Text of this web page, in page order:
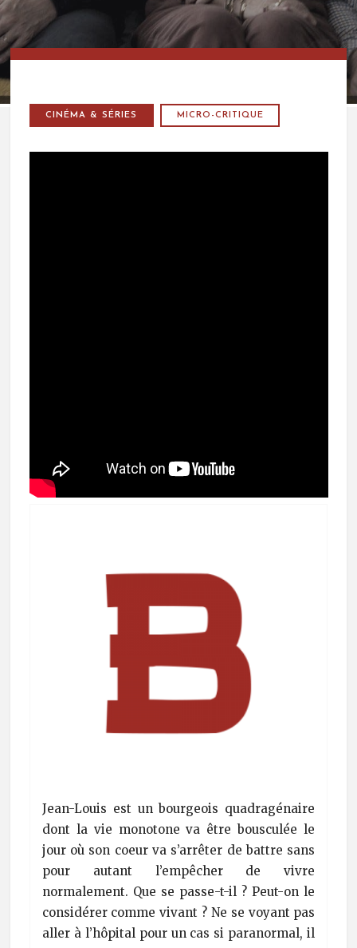
CINÉMA & SÉRIES MICRO-CRITIQUE
Jean-Louis est un bourgeois quadragénaire
dont la vie monotone va être bousculée le
jour où son coeur va s’arrêter de battre sans
pour autant l’empêcher de vivre
normalement. Que se passe-t-il ? Peut-on le
considérer comme vivant ? Ne se voyant pas
aller à l’hôpital pour un cas si paranormal, il